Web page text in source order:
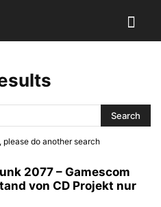
do another search
2077 – Gamescom
von CD Projekt nur